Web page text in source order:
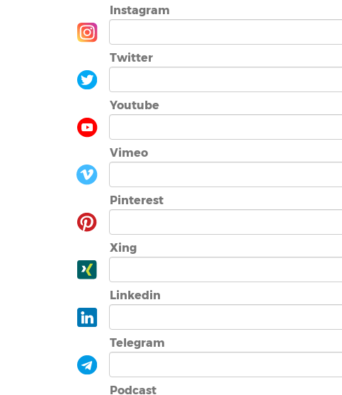
Instagram
Twitter
Youtube
Vimeo
Pinterest
Xing
Linkedin
Telegram
Podcast